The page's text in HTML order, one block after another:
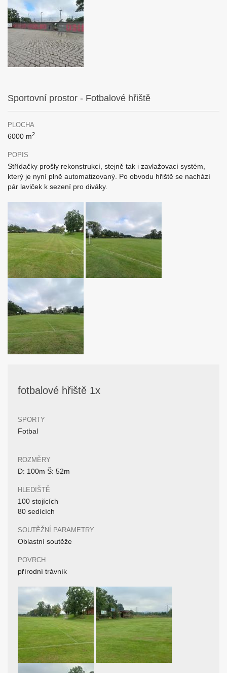
Sportovní prostor - Fotbalové hřiště
PLOCHA
6000 m2
POPIS
Střídačky prošly rekonstrukcí, stejně tak i zavlažovací systém,
který je nyní plně automatizovaný. Po obvodu hřiště se nachází
pár laviček k sezení pro diváky.
fotbalové hřiště 1x
SPORTY
Fotbal
ROZMĚRY
D: 100m Š: 52m
HLEDIŠTĚ
100 stojících
80 sedících
SOUTĚŽNÍ PARAMETRY
Oblastní soutěže
POVRCH
přírodní trávník